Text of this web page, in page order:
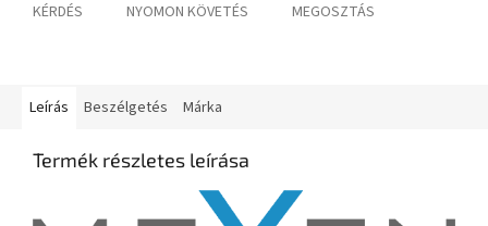
KÉRDÉS NYOMON KÖVETÉS MEGOSZTÁS
Leírás Beszélgetés Márka
Termék részletes leírása